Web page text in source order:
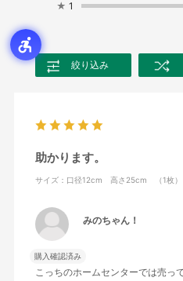
★ 1
絞り込み
助かります。
サイズ：口径12cm 高さ25cm （1枚）
みのちゃん！
購入確認済み
こっちのホームセンターでは売っ